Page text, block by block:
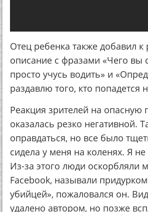
Отец ребенка также добавил к
описание с фразами «Чего вы
просто учусь водить» и
раздавлю того, кто попадется
Реакция зрителей на опасную
оказалась резко негативной.
оправдаться, но все было
сидела у меня на коленях. Я не
Из-за этого люди оскорбляли
Facebook, называли
убийцей», пожаловался он.
удалено автором, но позже